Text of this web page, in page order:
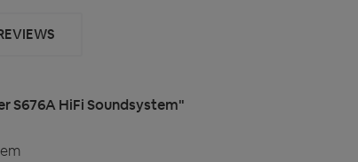
S676A HiFi Soundsystem"